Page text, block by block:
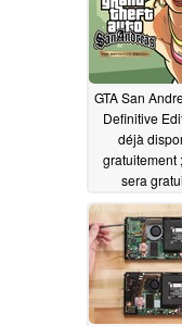
GTA San
Definitive
déjà
gratuitement
sera
décembre